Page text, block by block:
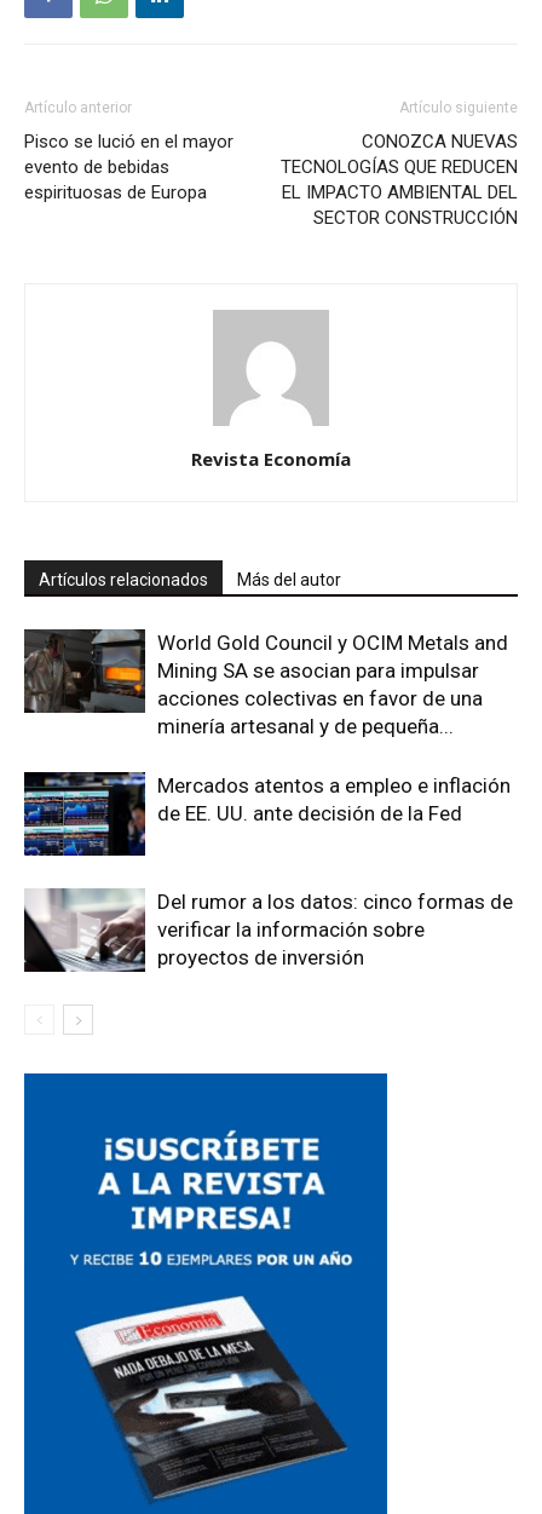
Artículo anterior
Pisco se lució en el mayor
evento de bebidas
espirituosas de Europa
Artículo siguiente
CONOZCA NUEVAS
TECNOLOGÍAS QUE REDUCEN
EL IMPACTO AMBIENTAL DEL
SECTOR CONSTRUCCIÓN
Revista Economía
Artículos relacionados Más del autor
World Gold Council y OCIM Metals and
Mining SA se asocian para impulsar
acciones colectivas en favor de una
minería artesanal y de pequeña...
Mercados atentos a empleo e inflación
de EE. UU. ante decisión de la Fed
Del rumor a los datos: cinco formas de
verificar la información sobre
proyectos de inversión